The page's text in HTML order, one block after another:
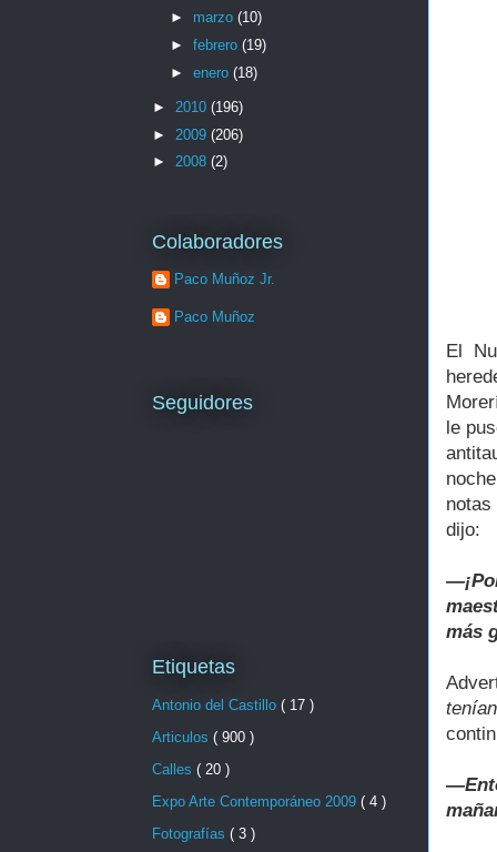
El
le
dijo:
más
► marzo (10)
► febrero (19)
► enero (18)
► 2010 (196)
► 2009 (206)
► 2008 (2)
Colaboradores
Paco Muñoz Jr.
Paco Muñoz
Seguidores
Etiquetas
Antonio del Castillo ( 17 )
Articulos ( 900 )
Calles ( 20 )
Expo Arte Contemporáneo 2009 ( 4 )
Fotografías ( 3 )